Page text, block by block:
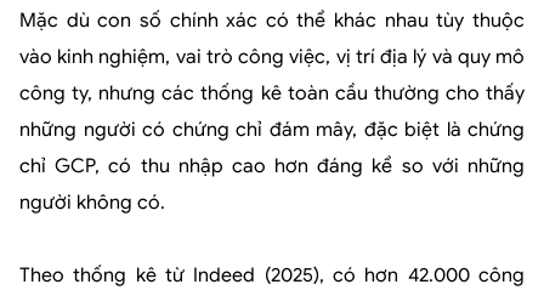
Mặc dù con số chính xác có thể khác nhau tùy thuộc
vào kinh nghiệm, vai trò công việc, vị trí địa lý và quy mô
công ty, nhưng các thống kê toàn cầu thường cho thấy
những người có chứng chỉ đám mây, đặc biệt là chứng
chỉ GCP, có thu nhập cao hơn đáng kể so với những
người không có.
Theo thống kê từ Indeed (2025), có hơn 42.000 công